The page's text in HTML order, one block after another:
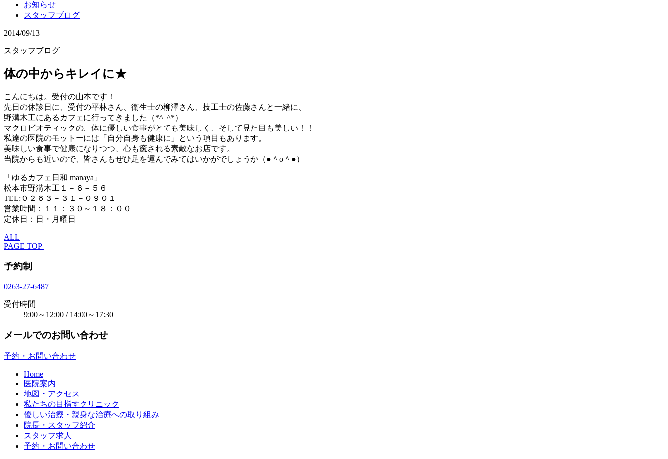
お知らせ
スタッフブログ
2014/09/13
スタッフブログ
体の中からキレイに★
こんにちは。受付の山本です！
先日の休診日に、受付の平林さん、衛生士の柳澤さん、技工士の佐藤さんと一緒に、
野溝木工にあるカフェに行ってきました（*^_^*）
マクロビオティックの、体に優しい食事がとても美味しく、そして見た目も美しい！！
私達の医院のモットーには「自分自身も健康に」という項目もあります。
美味しい食事で健康になりつつ、心も癒される素敵なお店です。
当院からも近いので、皆さんもぜひ足を運んでみてはいかがでしょうか（●＾o＾●）
「ゆるカフェ日和 manaya」
松本市野溝木工１－６－５６
TEL:０２６３－３１－０９０１
営業時間：１１：３０～１８：００
定休日：日・月曜日
ALL
PAGE TOP
予約制
0263-27-6487
受付時間
9:00～12:00 / 14:00～17:30
メールでのお問い合わせ
予約・お問い合わせ
Home
医院案内
地図・アクセス
私たちの目指すクリニック
優しい治療・親身な治療への取り組み
院長・スタッフ紹介
スタッフ求人
予約・お問い合わせ